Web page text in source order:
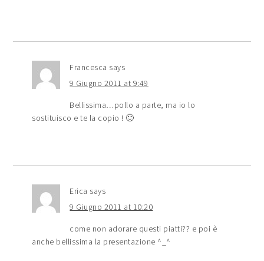
Francesca says
9 Giugno 2011 at 9:49
Bellissima…pollo a parte, ma io lo
sostituisco e te la copio ! 🙂
Erica says
9 Giugno 2011 at 10:20
come non adorare questi piatti?? e poi è
anche bellissima la presentazione ^_^